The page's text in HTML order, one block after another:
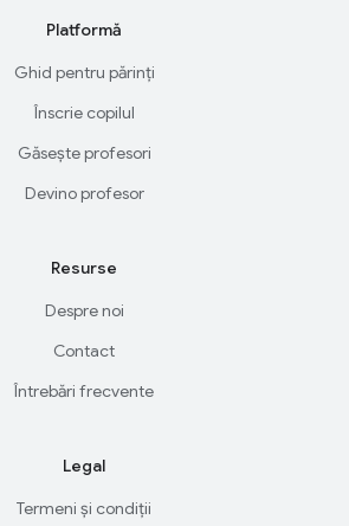
Platformă
Ghid pentru părinți
Înscrie copilul
Găsește profesori
Devino profesor
Resurse
Despre noi
Contact
Întrebări frecvente
Legal
Termeni și condiții